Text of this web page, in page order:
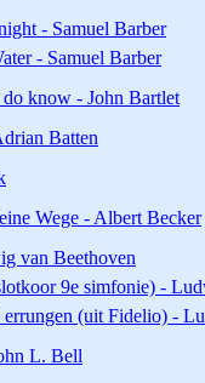
- Samuel Barber
- Samuel Barber
know - John Bartlet
Batten
Wege - Albert Becker
van Beethoven
9e simfonie) -
errungen (uit Fidelio) -
L. Bell